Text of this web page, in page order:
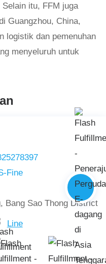
itu, FFM juga
Guangzhou, China,
logistik dan pemenuhan
menyeluruh untuk
Fine
Bang Sao Thong District
Line